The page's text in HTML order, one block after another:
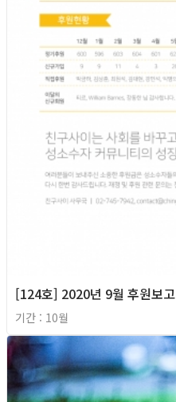
[124호] 2020년 9월 후원보고
기간 : 10월